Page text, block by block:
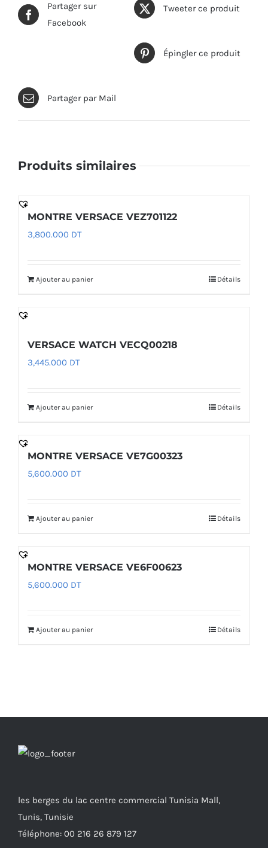
Partager sur
Facebook
Tweeter ce produit
Épingler ce produit
Partager par Mail
Produits similaires
MONTRE VERSACE VEZ701122
3,800.000 DT
Ajouter au panier Détails
VERSACE WATCH VECQ00218
3,445.000 DT
Ajouter au panier Détails
MONTRE VERSACE VE7G00323
5,600.000 DT
Ajouter au panier Détails
MONTRE VERSACE VE6F00623
5,600.000 DT
Ajouter au panier Détails
les berges du lac centre commercial Tunisia Mall,
Tunis, Tunisie
Téléphone: 00 216 26 879 127